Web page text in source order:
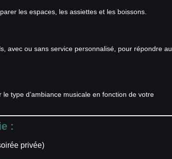
les espaces, les assiettes et les boissons.
avec ou sans service personnalisé, pour répondre au
le type d’ambiance musicale en fonction de votre
:
privée)